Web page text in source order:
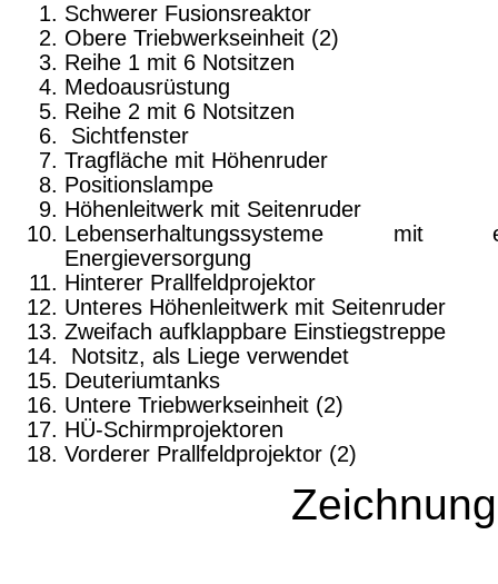
Schwerer Fusionsreaktor
Obere Triebwerkseinheit (2)
Reihe 1 mit 6 Notsitzen
Medoausrüstung
Reihe 2 mit 6 Notsitzen
Sichtfenster
Tragfläche mit Höhenruder
Positionslampe
Höhenleitwerk mit Seitenruder
Lebenserhaltungssysteme mit
Energieversorgung
Hinterer Prallfeldprojektor
Unteres Höhenleitwerk mit Seitenruder
Zweifach aufklappbare Einstiegstreppe
Notsitz, als Liege verwendet
Deuteriumtanks
Untere Triebwerkseinheit (2)
HÜ-Schirmprojektoren
Vorderer Prallfeldprojektor (2)